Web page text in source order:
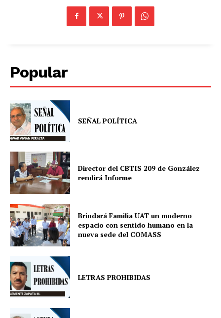
Popular
SEÑAL POLÍTICA
Director del CBTIS 209 de González
rendirá Informe
Brindará Familia UAT un moderno
espacio con sentido humano en la
nueva sede del COMASS
LETRAS PROHIBIDAS